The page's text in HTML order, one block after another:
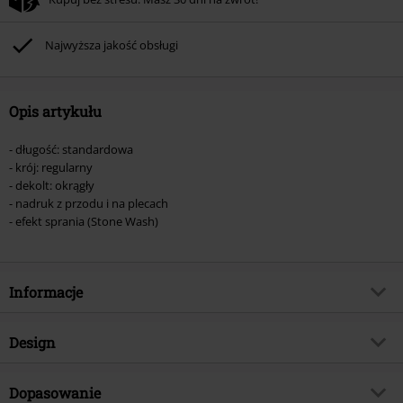
Rammstein, (Till) Lindemann, Böhse Onkelz, Broilers, Die Ärzte, Die Toten
Hosen, Metality oraz artykułów z donacją w cenie.
Najwyższa jakość obsługi
Opis artykułu
- długość: standardowa
- krój: regularny
- dekolt: okrągły
- nadruk z przodu i na plecach
- efekt sprania (Stone Wash)
Informacje
Numer artykułu
Gatunek muzyczny
Design
Rodzaj artykułu
Dopasowanie